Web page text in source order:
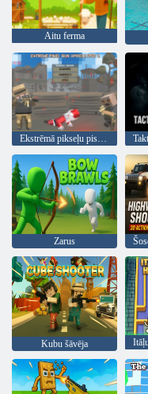
Aitu ferma
Ekstrēmā pikseļu pistoles apokalipse 3
Zarus
Kubu šāvēja